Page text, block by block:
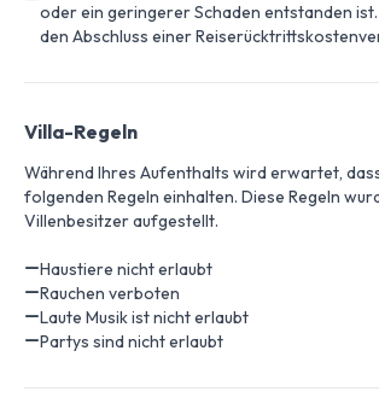
oder ein geringerer Schaden entstanden
den Abschluss einer
Villa-Regeln
Während Ihres Aufenthalts wird erwartet,
folgenden Regeln einhalten. Diese Regeln
Villenbesitzer aufgestellt.
Haustiere nicht erlaubt
Rauchen verboten
Laute Musik ist nicht erlaubt
Partys sind nicht erlaubt